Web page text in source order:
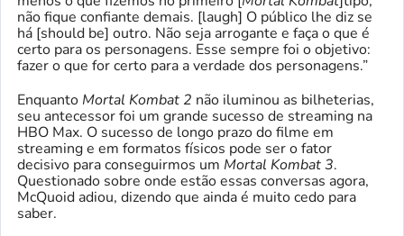
não fique confiante demais. [laugh] O público lhe diz se
há [should be] outro. Não seja arrogante e faça o que é
certo para os personagens. Esse sempre foi o objetivo:
fazer o que for certo para a verdade dos personagens.”
Enquanto Mortal Kombat 2 não iluminou as bilheterias,
seu antecessor foi um grande sucesso de streaming na
HBO Max. O sucesso de longo prazo do filme em
streaming e em formatos físicos pode ser o fator
decisivo para conseguirmos um Mortal Kombat 3.
Questionado sobre onde estão essas conversas agora,
McQuoid adiou, dizendo que ainda é muito cedo para
saber.